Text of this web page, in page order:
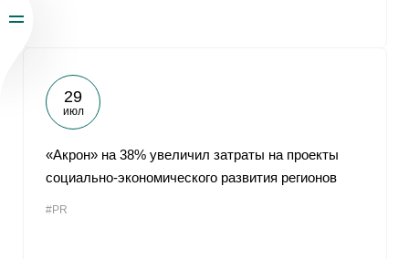
29
июл
«Акрон» на 38% увеличил затраты на проекты
социально-экономического развития регионов
#PR